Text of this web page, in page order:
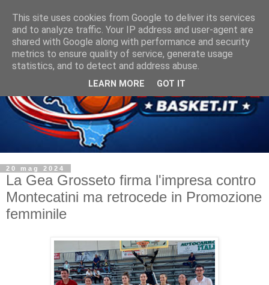
20 mag 2024
La Gea Grosseto firma l'impresa contro
Montecatini ma retrocede in Promozione
femminile
This site uses cookies from Google to deliver its services
and to analyze traffic. Your IP address and user-agent are
shared with Google along with performance and security
metrics to ensure quality of service, generate usage
statistics, and to detect and address abuse.
LEARN MORE GOT IT